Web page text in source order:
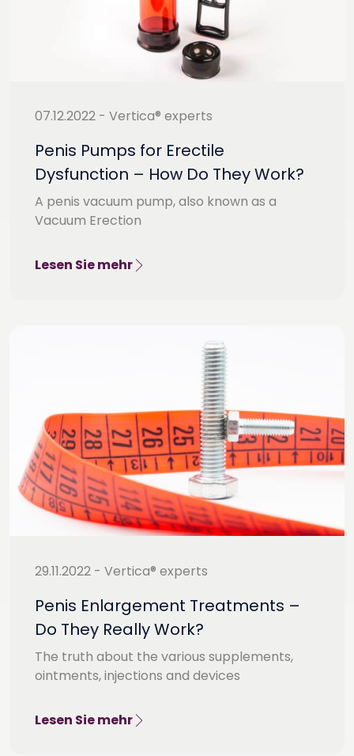
07.12.2022 - Vertica® experts
Penis Pumps for Erectile
Dysfunction – How Do They Work?
A penis vacuum pump, also known as a
Vacuum Erection
Lesen Sie mehr
29.11.2022 - Vertica® experts
Penis Enlargement Treatments –
Do They Really Work?
The truth about the various supplements,
ointments, injections and devices
Lesen Sie mehr